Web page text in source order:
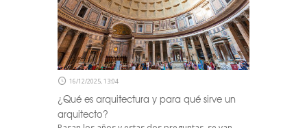
16/12/2025, 13:04
¿Qué es arquitectura y para qué sirve un
arquitecto?